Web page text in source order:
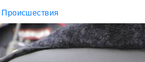
Происшествия